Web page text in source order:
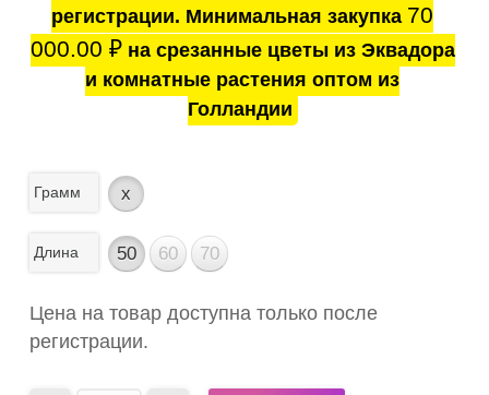
регистрации. Минимальная закупка 70
000.00 ₽на срезанные цветы из Эквадора
и комнатные растения оптом из
Голландии
Грамм x
Длина 50 60 70
Цена на товар доступна только после
регистрации.